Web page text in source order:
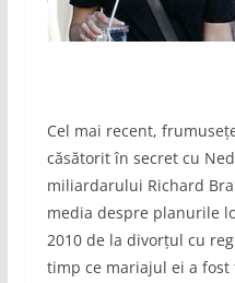
Cel mai recent,
căsătorit în secret cu
miliardarului Richard
media despre planurile
2010 de la divorțul cu
timp ce mariajul ei a